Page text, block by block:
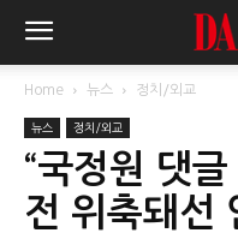
Home 뉴스 정치/외교
뉴스 정치/외교
“국정원 댓
전 위축돼선